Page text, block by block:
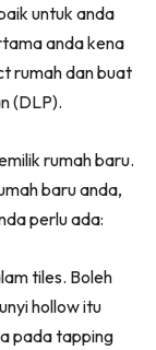
untuk anda
anda kena
rumah dan buat
(DLP).
rumah baru.
baru anda,
perlu ada:
tiles. Boleh
hollow itu
pada tapping